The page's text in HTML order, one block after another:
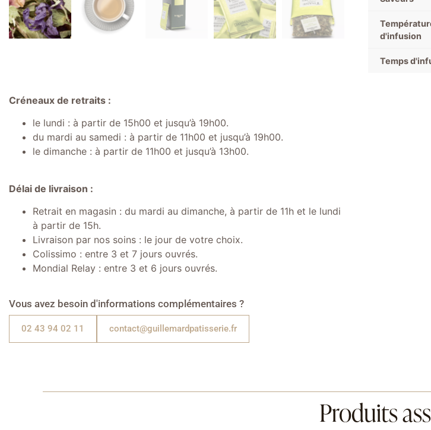
Créneaux de retraits :
le lundi : à partir de 15h00 et jusqu’à 19h00.
du mardi au samedi : à partir de 11h00 et jusqu’à 19h00.
le dimanche : à partir de 11h00 et jusqu’à 13h00.
Délai de livraison :
Retrait en magasin : du mardi au dimanche, à partir de 11h et le lundi
à partir de 15h.
Livraison par nos soins : le jour de votre choix.
Colissimo : entre 3 et 7 jours ouvrés.
Mondial Relay : entre 3 et 6 jours ouvrés.
Vous avez besoin d'informations complémentaires ?
02 43 94 02 11 contact@guillemardpatisserie.fr
d'infusion
Temps
Produits